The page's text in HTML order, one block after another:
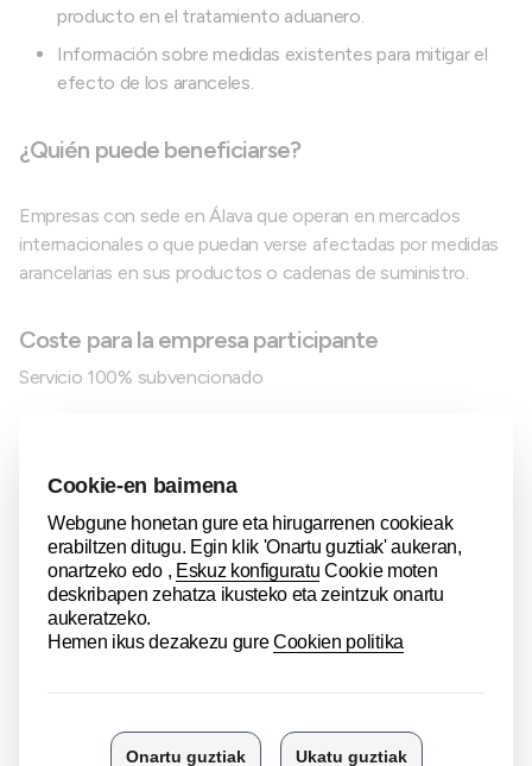
producto en el tratamiento aduanero.
Información sobre medidas existentes para mitigar el
efecto de los aranceles.
¿Quién puede beneficiarse?
Empresas con sede en Álava que operan en mercados
internacionales o que puedan verse afectadas por medidas
arancelarias en sus productos o cadenas de suministro.
Coste para la empresa participante
Servicio 100% subvencionado
Contáctananos en el teléfono 945 141 800 o bien
mediante email a
aranceles@camaradealava.com
Con el apoyo de